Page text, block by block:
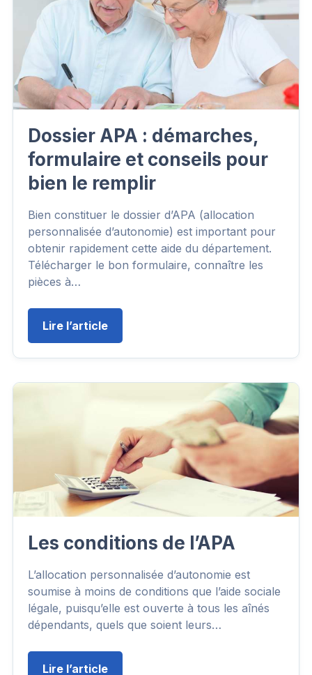
Dossier APA : démarches,
formulaire et conseils pour
bien le remplir
Bien constituer le dossier d’APA (allocation
personnalisée d’autonomie) est important pour
obtenir rapidement cette aide du département.
Télécharger le bon formulaire, connaître les
pièces à…
Lire l’article
Les conditions de l’APA
L’allocation personnalisée d’autonomie est
soumise à moins de conditions que l’aide sociale
légale, puisqu’elle est ouverte à tous les aînés
dépendants, quels que soient leurs…
Lire l’article